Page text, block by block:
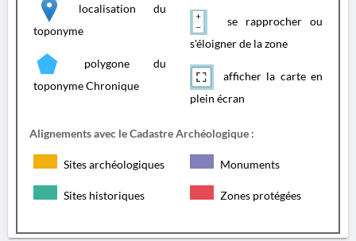
localisation du
toponyme
polygone du
toponyme Chronique
se rapprocher ou
s'éloigner de la zone
afficher la carte en
plein écran
Alignements avec le Cadastre Archéologique :
Sites archéologiques Monuments
Sites historiques Zones protégées